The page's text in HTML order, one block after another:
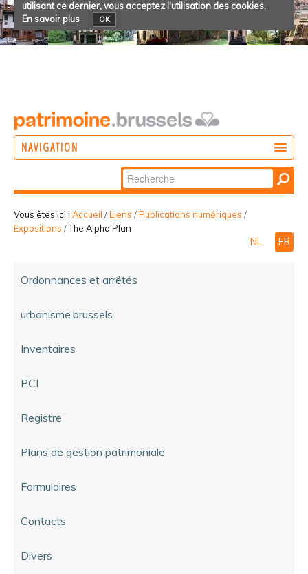
utilisant ce dernier, vous acceptez l'utilisation des cookies.
En savoir plus
OK
NAVIGATION
PARTICIPER
Chercher par
Recherche
avancée…
Vous êtes ici : Accueil /Liens /Publications numériques /
Expositions /The Alpha Plan
NL FR
Ordonnances et arrêtés
urbanisme.brussels
Inventaires
PCI
Registre
Plans de gestion patrimoniale
Formulaires
Contacts
Divers